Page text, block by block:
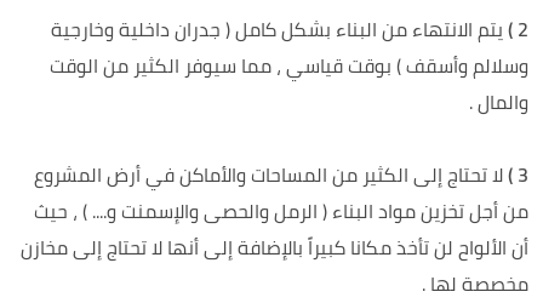
2 ) يتم الانتهاء من البناء بشكل كامل ( جدران داخلية وخارجية
وسلالم وأسقف ) بوقت قياسي ، مما سيوفر الكثير من الوقت
والمال .
3 ) لا تحتاج إلى الكثير من المساحات والأماكن في أرض المشروع
من أجل تخزين مواد البناء ( الرمل والحصى والإسمنت و.... ) ، حيث
أن الألواح لن تأخذ مكانا كبيراً بالإضافة إلى أنها لا تحتاج إلى مخازن
مخصصة لها .